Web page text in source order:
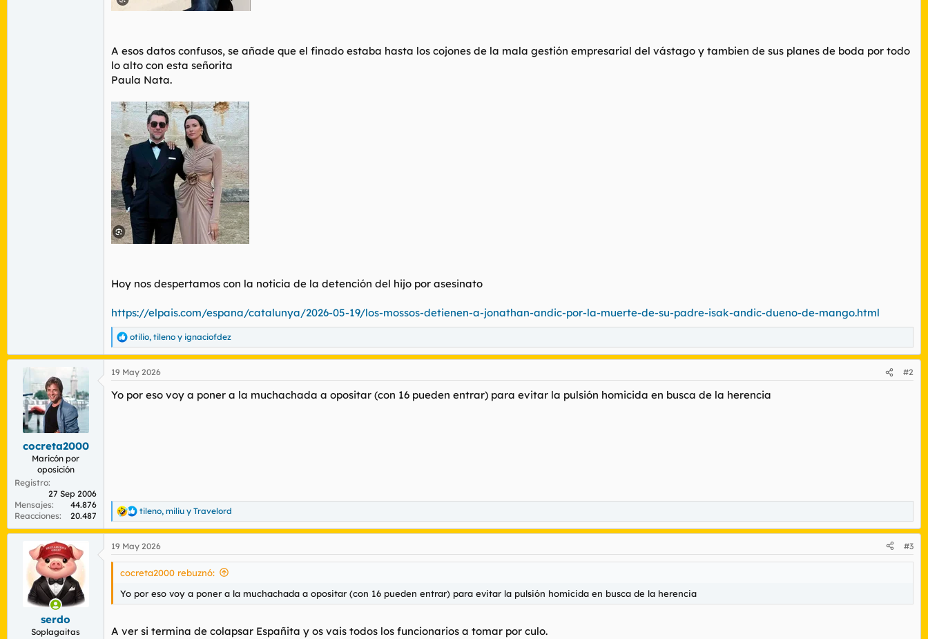
A esos datos confusos, se añade que el finado estaba hasta los cojones de la mala gestión empresarial del vástago y tambien de sus planes de boda por todo
lo alto con esta señorita
Paula Nata.
Hoy nos despertamos con la noticia de la detención del hijo por asesinato
https://elpais.com/espana/catalunya/2026-05-19/los-mossos-detienen-a-jonathan-andic-por-la-muerte-de-su-padre-isak-andic-dueno-de-mango.html
R
e
c
i
otilio, tileno y ignaciofdez
cocreta2000
Maricón por
oposición
Registro
27 Sep 2006
Mensajes
44.876
Reacciones
20.487
19 May 2026 #2
Yo por eso voy a poner a la muchachada a opositar (con 16 pueden entrar) para evitar la pulsión homicida en busca de la herencia
R
e
a
c
c
n
e
tileno, miliu y Travelord
serdo
Soplagaitas
19 May 2026 #3
cocreta2000 rebuznó:
Yo por eso voy a poner a la muchachada a opositar (con 16 pueden entrar) para evitar la pulsión homicida en busca de la herencia
A ver si termina de colapsar Españita y os vais todos los funcionarios a tomar por culo.